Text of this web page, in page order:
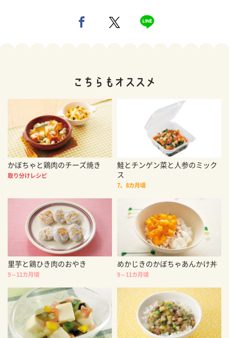
かぼちゃと鶏肉のチーズ焼き
取り分けレシピ
鮭とチンゲン菜と人参のミック
ス
7、8カ月頃
里芋と鶏ひき肉のおやき
9～11カ月頃
めかじきのかぼちゃあんかけ丼
9～11カ月頃